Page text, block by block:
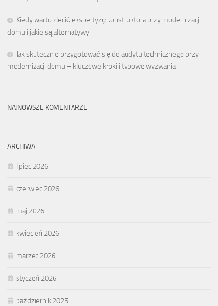
Kiedy warto zlecić ekspertyzę konstruktora przy modernizacji
domu i jakie są alternatywy
Jak skutecznie przygotować się do audytu technicznego przy
modernizacji domu – kluczowe kroki i typowe wyzwania
NAJNOWSZE KOMENTARZE
ARCHIWA
lipiec 2026
czerwiec 2026
maj 2026
kwiecień 2026
marzec 2026
styczeń 2026
październik 2025